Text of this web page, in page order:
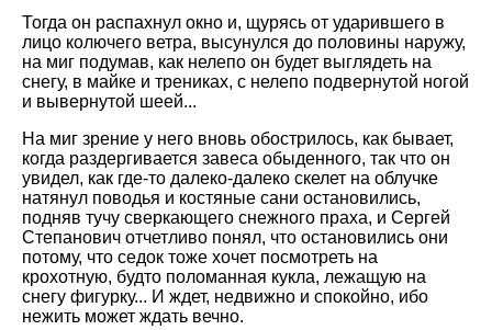
Тогда он распахнул окно и, щурясь от ударившего в
лицо колючего ветра, высунулся до половины наружу,
на миг подумав, как нелепо он будет выглядеть на
снегу, в майке и трениках, с нелепо подвернутой ногой
и вывернутой шеей...
На миг зрение у него вновь обострилось, как бывает,
когда раздергивается завеса обыденного, так что он
увидел, как где-то далеко-далеко скелет на облучке
натянул поводья и костяные сани остановились,
подняв тучу сверкающего снежного праха, и Сергей
Степанович отчетливо понял, что остановились они
потому, что седок тоже хочет посмотреть на
крохотную, будто поломанная кукла, лежащую на
снегу фигурку... И ждет, недвижно и спокойно, ибо
нежить может ждать вечно.